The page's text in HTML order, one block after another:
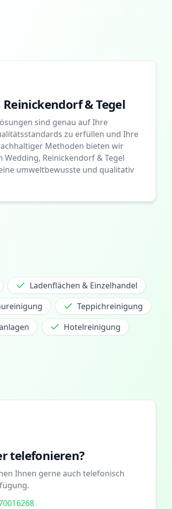
& Tegel
sind genau auf Ihre
zu erfüllen und Ihre
Methoden bieten wir
Reinickendorf & Tegel
umweltbewusste und qualitativ
Ladenflächen & Einzelhandel
Teppichreinigung
Hotelreinigung
telefonieren?
Ihnen gerne auch telefonisch